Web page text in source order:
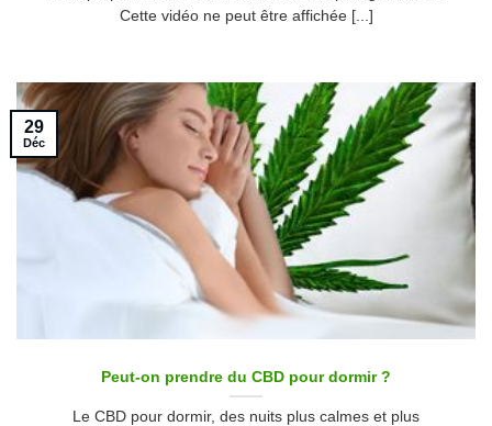
Cette vidéo ne peut être affichée [...]
Peut-on prendre du CBD pour dormir ?
Le CBD pour dormir, des nuits plus calmes et plus
29
Déc